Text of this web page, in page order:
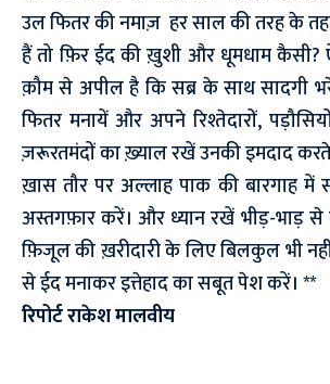
उल फितर की नमाज़ हर साल की तरह के
हैं तो फ़िर ईद की ख़ुशी और धूमधाम कैसी?
क़ौम से अपील है कि सब्र के साथ सादगी
फितर मनायें और अपने रिश्तेदारों,
ज़रूरतमंदों का ख़्याल रखें उनकी इमदाद
ख़ास तौर पर अल्लाह पाक की बारगाह में
अस्तगफ़ार करें। और ध्यान रखें भीड़-भाड़ से
फ़िजूल की ख़रीदारी के लिए बिलकुल भी
से ईद मनाकर इत्तेहाद का सबूत पेश करें। **
रिपोर्ट राकेश मालवीय